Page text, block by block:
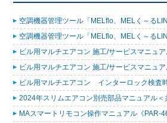
空調機器管理ツール「MELflo、MELく～る
空調機器管理ツール「MELflo、MELく～る
ビル用マルチエアコン 施工/サービスマニュ
ビル用マルチエアコン 施工/サービスマニ
ビル用マルチエアコン インターロック検査
2024年スリムエアコン別売部品マニュアル
MAスマートリモコン操作マニュアル《PAR-